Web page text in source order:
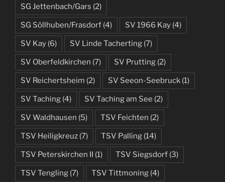
SG Jettenbach/Gars (2)
SG Söllhuben/Frasdorf (4) SV 1966 Kay (4)
SV Kay (6) SV Linde Tacherting (7)
SV Oberfeldkirchen (7) SV Prutting (2)
SV Reichertsheim (2) SV Seeon-Seebruck (1)
SV Taching (4) SV Taching am See (2)
SV Waldhausen (5) TSV Feichten (2)
TSV Heiligkreuz (7) TSV Palling (14)
TSV Peterskirchen II (1) TSV Siegsdorf (3)
TSV Tengling (7) TSV Tittmoning (4)